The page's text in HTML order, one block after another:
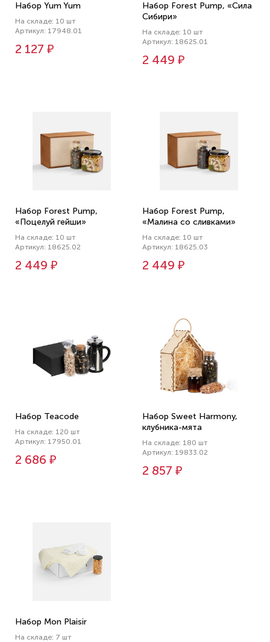
Набор Yum Yum
На складе: 10 шт
Артикул: 17948.01
2 127 ₽
Набор Forest Pump, «Сила
Сибири»
На складе: 10 шт
Артикул: 18625.01
2 449 ₽
Набор Forest Pump,
«Поцелуй гейши»
На складе: 10 шт
Артикул: 18625.02
2 449 ₽
Набор Forest Pump,
«Малина со сливками»
На складе: 10 шт
Артикул: 18625.03
2 449 ₽
Набор Teacode
На складе: 120 шт
Артикул: 17950.01
2 686 ₽
Набор Sweet Harmony,
клубника-мята
На складе: 180 шт
Артикул: 19833.02
2 857 ₽
Набор Mon Plaisir
На складе: 7 шт